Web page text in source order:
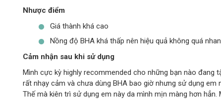
Nhược điểm
Giá thành khá cao
Nồng độ BHA khá thấp nên hiệu quả không quá
Cảm nhận sau khi sử dụng
Mình cực kỳ highly recommended cho những bạn nào đang
rất nhạy cảm và chưa dùng BHA bao giờ nhưng sử dụng
Thế mà kiên trì sử dụng em này da mình mịn màng hơn